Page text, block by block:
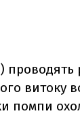
витоку
помпи